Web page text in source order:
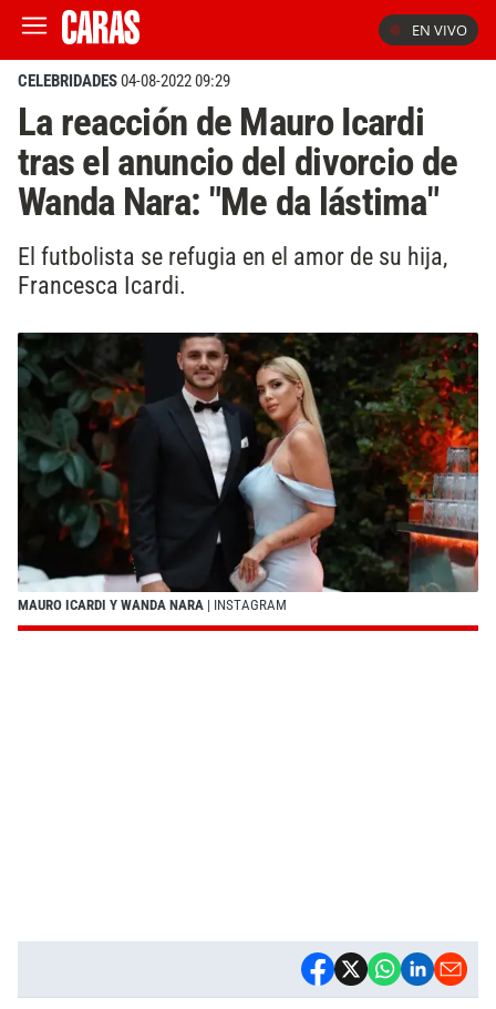
EN VIVO
CELEBRIDADES04-08-2022 09:29
La reacción de Mauro Icardi
tras el anuncio del divorcio de
Wanda Nara: "Me da lástima"
El futbolista se refugia en el amor de su hija,
Francesca Icardi.
MAURO ICARDI Y WANDA NARA | INSTAGRAM